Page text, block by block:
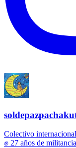
Colectivo
✊ 27 años de